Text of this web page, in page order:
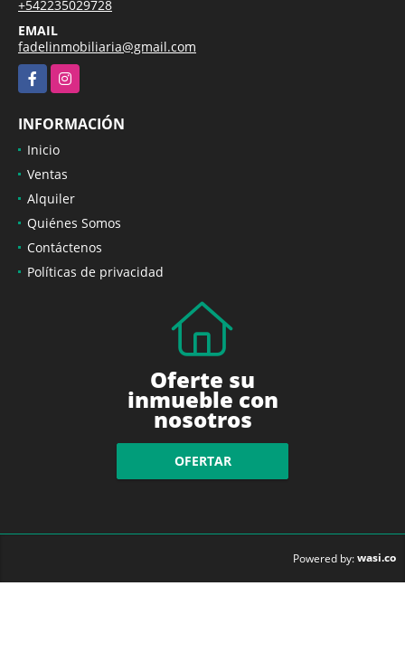
TELÉFONO
+542235029728
EMAIL
fadelinmobiliaria@gmail.com
FacebookInstagram
INFORMACIÓN
Inicio
Ventas
Alquiler
Quiénes Somos
Contáctenos
Oferte su
inmueble con
nosotros
OFERTAR
Powered by:wasi.co